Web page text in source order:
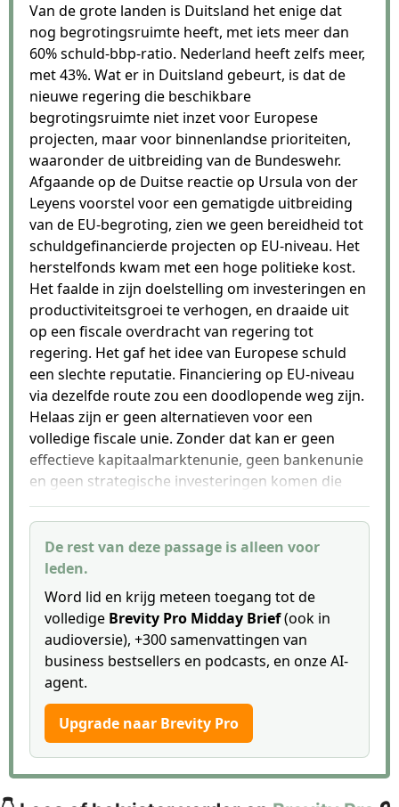
Van de grote landen is Duitsland het enige dat
nog begrotingsruimte heeft, met iets meer dan
60% schuld-bbp-ratio. Nederland heeft zelfs meer,
met 43%. Wat er in Duitsland gebeurt, is dat de
nieuwe regering die beschikbare
begrotingsruimte niet inzet voor Europese
projecten, maar voor binnenlandse prioriteiten,
waaronder de uitbreiding van de Bundeswehr.
Afgaande op de Duitse reactie op Ursula von der
Leyens voorstel voor een gematigde uitbreiding
van de EU-begroting, zien we geen bereidheid tot
schuldgefinancierde projecten op EU-niveau. Het
herstelfonds kwam met een hoge politieke kost.
Het faalde in zijn doelstelling om investeringen en
productiviteitsgroei te verhogen, en draaide uit
op een fiscale overdracht van regering tot
regering. Het gaf het idee van Europese schuld
een slechte reputatie. Financiering op EU-niveau
via dezelfde route zou een doodlopende weg zijn.
Helaas zijn er geen alternatieven voor een
volledige fiscale unie. Zonder dat kan er geen
effectieve kapitaalmarktenunie, geen bankenunie
en geen strategische investeringen komen die
qua schaal vergelijkbaar zijn met die van de VS en
China. De weigering om zo’n politieke unie te
creëren was een politieke keuze. Een van de
redenen dat we ons nu in deze situatie bevinden,
is dat te velen geloven dat de EU prima is zoals ze
is. (Bron: EuroIntelligence)
De rest van deze passage is alleen voor
leden.
Word lid en krijg meteen toegang tot de
volledige Brevity Pro Midday Brief(ook in
audioversie), +300 samenvattingen van
business bestsellers en podcasts, en onze AI-
agent.
Upgrade naar Brevity Pro